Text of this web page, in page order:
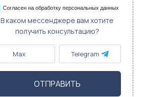
Согласен на обработку персональных данных
В каком мессенджере вам хотите
получить консультацию?
Max Telegram
ОТПРАВИТЬ